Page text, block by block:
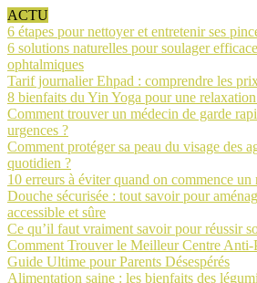
ACTU
6 étapes pour nettoyer et entretenir ses
6 solutions naturelles pour soulager
ophtalmiques
Tarif journalier Ehpad : comprendre les
8 bienfaits du Yin Yoga pour une
Comment trouver un médecin de garde
urgences ?
Comment protéger sa peau du visage des
quotidien ?
10 erreurs à éviter quand on commence
Douche sécurisée : tout savoir pour
accessible et sûre
Ce qu’il faut vraiment savoir pour réussir
Comment Trouver le Meilleur Centre
Guide Ultime pour Parents Désespérés
Alimentation saine : les bienfaits des